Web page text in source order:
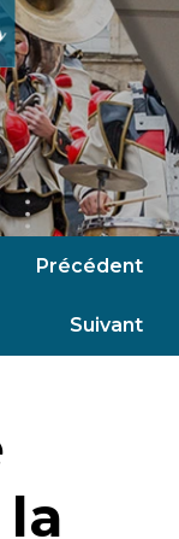
Précédent
Suivant